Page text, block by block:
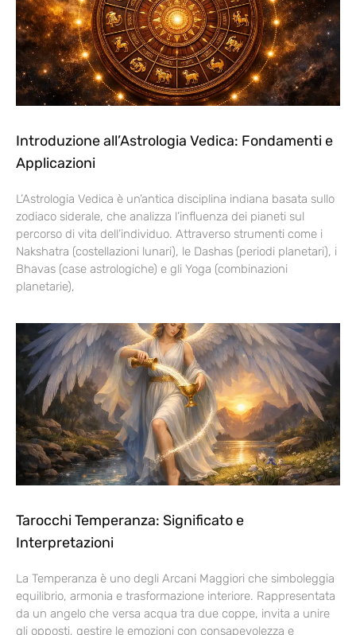
Introduzione all’Astrologia Vedica: Fondamenti e
Applicazioni
L’Astrologia Vedica è un’antica disciplina indiana basata sullo
zodiaco siderale, che analizza l’influenza dei pianeti sul
percorso di vita dell’individuo. Attraverso strumenti come i
Nakshatra (costellazioni lunari), le Dashas (periodi planetari), i
Bhavas (case astrologiche) e gli Yoga (combinazioni
planetarie),
Tarocchi Temperanza: Significato e
Interpretazioni
La Temperanza è uno degli Arcani Maggiori che simboleggia
equilibrio, armonia e trasformazione interiore. Rappresentata
da un angelo che versa acqua tra due coppe, invita a unire
gli opposti, gestire le emozioni con consapevolezza e